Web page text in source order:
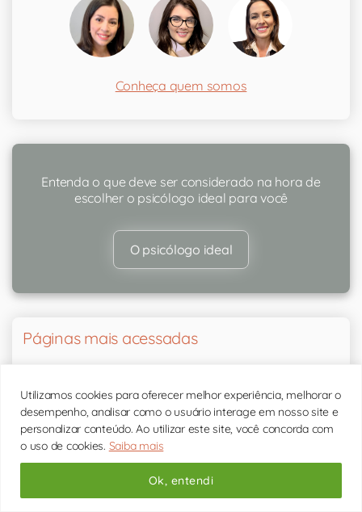
Utilizamos cookies para oferecer melhor experiência, melhorar o
desempenho, analisar como o usuário interage em nosso site e
personalizar conteúdo. Ao utilizar este site, você concorda com
o uso de cookies. Saiba mais
Ok, entendi
Conheça quem somos
Entenda o que deve ser considerado na hora de
escolher o psicólogo ideal para você
O psicólogo ideal
Páginas mais acessadas
Terapia Cognitivo Comportamental: o que é?
Nossos psicólogos